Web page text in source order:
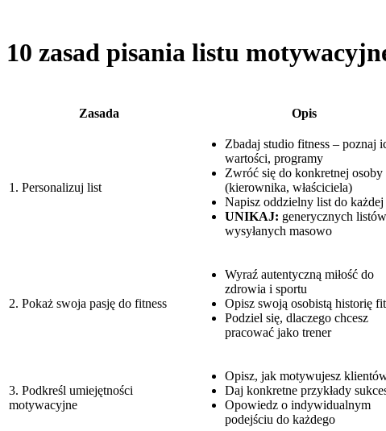
10 zasad pisania listu
Zasada Opis
1. Personalizuj list
Zbadaj studio fitness – poznaj
wartości, programy
Zwróć się do konkretnej osoby
(kierownika, właściciela)
Napisz oddzielny list do
UNIKAJ: generycznych listów
wysyłanych masowo
2. Pokaż swoja pasję do fitness
Wyraź autentyczną miłość do
zdrowia i sportu
Opisz swoją osobistą historię
Podziel się, dlaczego chcesz
pracować jako trener
3. Podkreśl umiejętności
motywacyjne
Opisz, jak motywujesz
Daj konkretne przykłady
Opowiedz o indywidualnym
podejściu do każdego